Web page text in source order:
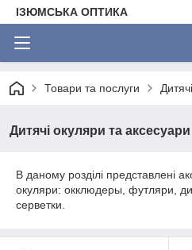
ІЗЮМСЬКА ОПТИКА
Товари та послуги
Дитячі окуляри та аксесуари
В даному розділі представлені
окуляри: окклюдеры, футляри,
серветки.